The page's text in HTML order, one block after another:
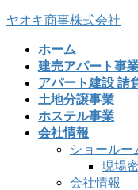
ヤオキ商事株式会社
ホーム
建売アパート事
アパート建設 請
土地分譲事業
ホステル事業
会社情報
ショールー
現場
会社情報